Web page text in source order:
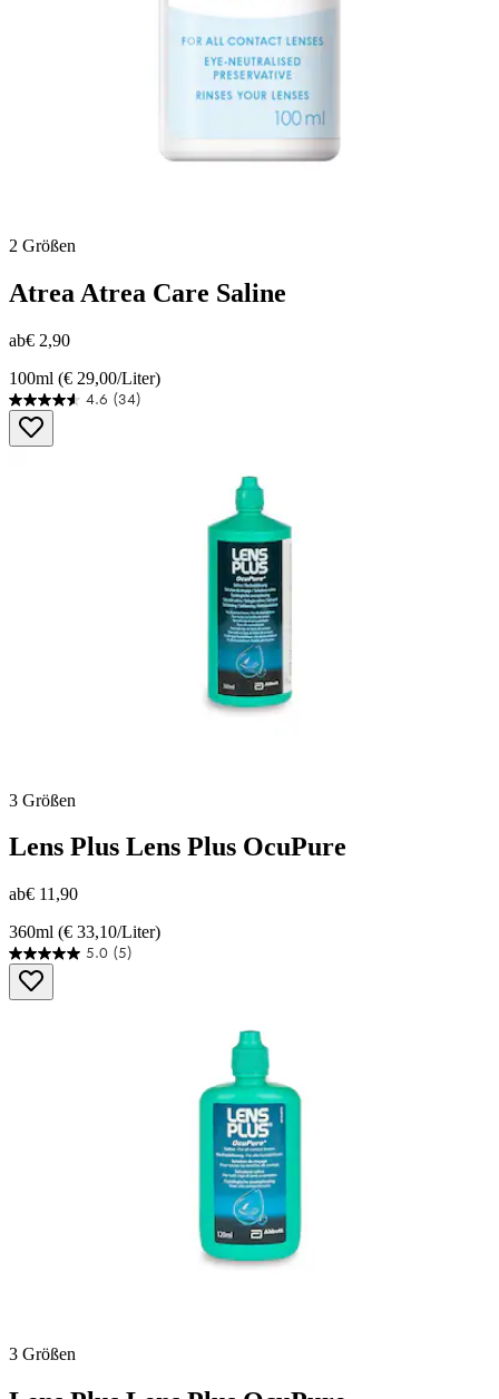
2 Größen
AtreaAtrea Care Saline
ab€ 2,90
100ml (€ 29,00/Liter)
4.6 (34)
4.6
von
5
3 Größen
Lens Plus Lens Plus OcuPure
ab€ 11,90
360ml (€ 33,10/Liter)
5.0 (5)
5.0
von
5
3 Größen